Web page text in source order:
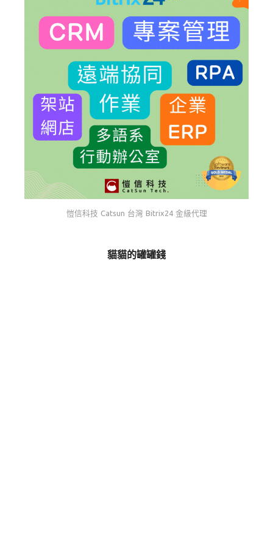
愷信科技 Catsun 台灣 Bitrix24 金級代理
貓貓的罐罐錢